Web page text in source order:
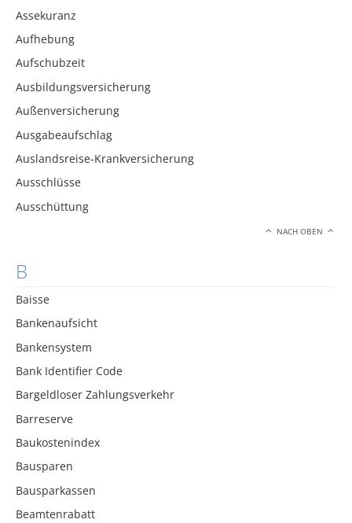
Assekuranz
Aufhebung
Aufschubzeit
Ausbildungsversicherung
Außenversicherung
Ausgabeaufschlag
Auslandsreise-Krankversicherung
Ausschlüsse
Ausschüttung
NACH OBEN
B
Baisse
Bankenaufsicht
Bankensystem
Bank Identifier Code
Bargeldloser Zahlungsverkehr
Barreserve
Baukostenindex
Bausparen
Bausparkassen
Beamtenrabatt